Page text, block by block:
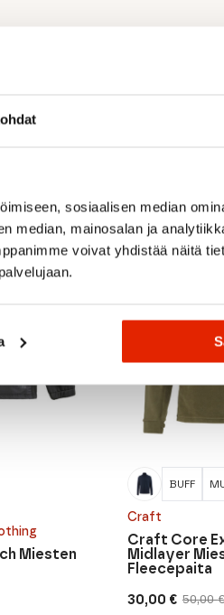
sosiaalisen median
median, mainosalan ja
voivat yhdistää näitä
sinulle
Miesten
Craft
ALE
50,00
Alkuperäinen
30,00 €
Nykyinen
Craft Core
Midlayer
Fleecepaita
BUFF